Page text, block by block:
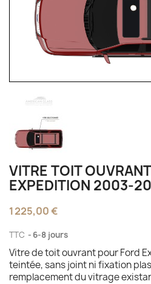
VITRE TOIT
EXPEDITION 2003-
1 225,00 €
TTC 6-8 jours
Vitre de toit ouvrant pour Ford
teintée, sans joint ni fixation
remplacement du vitrage